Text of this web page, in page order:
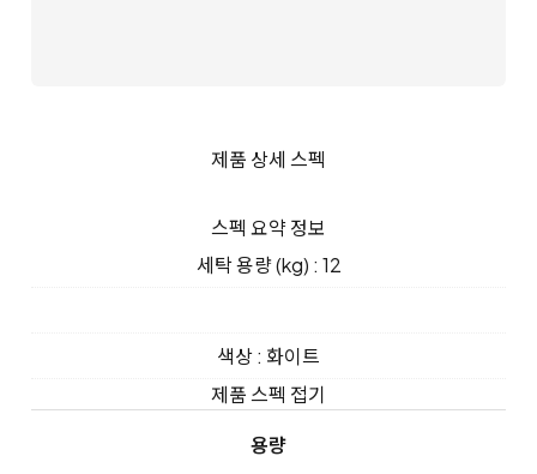
제품 상세 스펙
스펙 요약 정보
세탁 용량 (kg) : 12
색상 : 화이트
제품 스펙 접기
용량